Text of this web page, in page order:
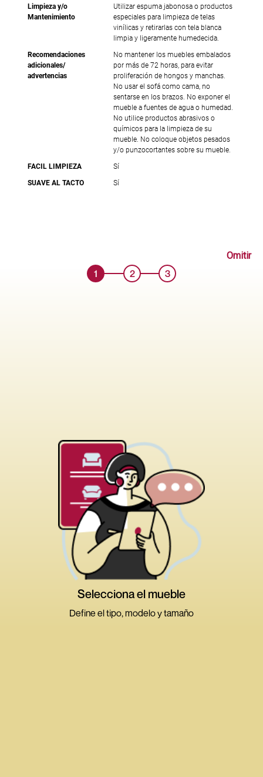
Limpieza y/o
Mantenimiento
Utilizar espuma jabonosa o productos
especiales para limpieza de telas
vinílicas y retirarlas con tela blanca
limpia y ligeramente humedecida.
Recomendaciones
adicionales/
advertencias
No mantener los muebles embalados
por más de 72 horas, para evitar
proliferación de hongos y manchas.
No usar el sofá como cama, no
sentarse en los brazos. No exponer el
mueble a fuentes de agua o humedad.
No utilice productos abrasivos o
químicos para la limpieza de su
mueble. No coloque objetos pesados
y/o punzocortantes sobre su mueble.
FACIL LIMPIEZA
Sí
SUAVE AL TACTO
Sí